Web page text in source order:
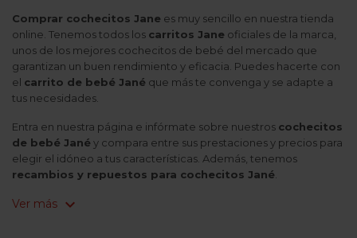
Comprar cochecitos Jane es muy sencillo en nuestra tienda
online. Tenemos todos los carritos Jane oficiales de la marca,
unos de los mejores cochecitos de bebé del mercado que
garantizan un buen rendimiento y eficacia. Puedes hacerte con
el carrito de bebé Jané que más te convenga y se adapte a
tus necesidades.
Entra en nuestra página e infórmate sobre nuestros cochecitos
de bebé Jané y compara entre sus prestaciones y precios para
elegir el idóneo a tus características. Además, tenemos
recambios y repuestos para cochecitos Jané
Ver más expand_more